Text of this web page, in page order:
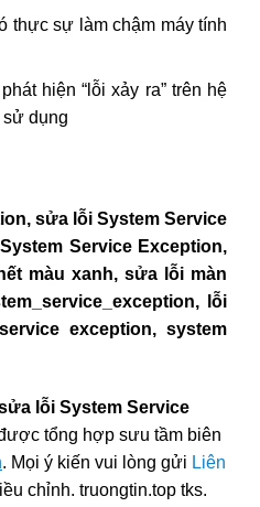
thực sự làm chậm máy tính
hiện “lỗi xảy ra” trên hệ
sử dụng
sửa lỗi System Service
Service Exception,
màu xanh, sửa lỗi màn
lỗi
exception, system
lỗi System Service
tổng hợp sưu tầm biên
. Mọi ý kiến vui lòng gửi Liên
chỉnh. truongtin.top tks.